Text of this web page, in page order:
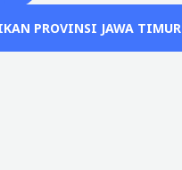
PROVINSI JAWA TIMUR